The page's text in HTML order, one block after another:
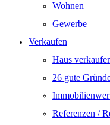
Wohnen
Gewerbe
Verkaufen
Haus
26 gute
Referenzen /